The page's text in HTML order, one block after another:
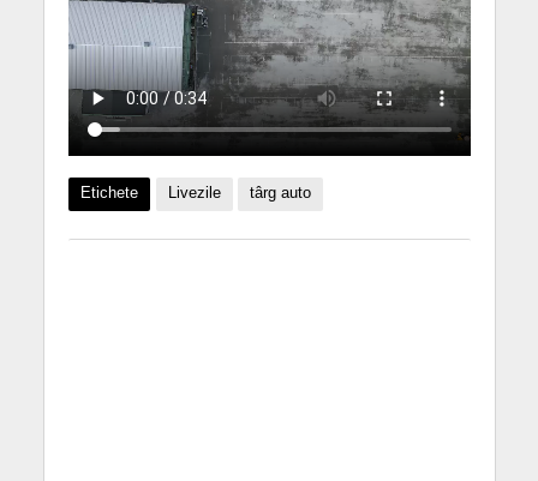
Etichete Livezile târg auto